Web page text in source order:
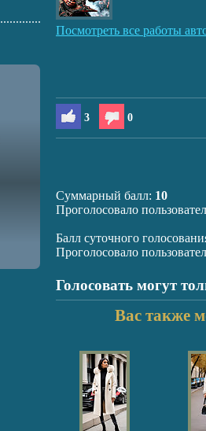
Посмотреть все работы
3 0
Суммарный балл: 10
Проголосовало
Балл суточного
Проголосовало
Голосовать могут
Вас также